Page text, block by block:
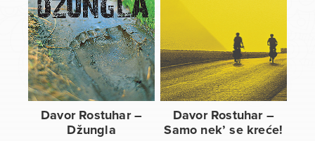
Davor Rostuhar –
Džungla
Davor Rostuhar –
Samo nek’ se kreće!